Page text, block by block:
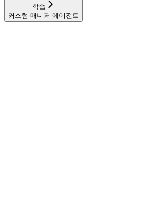
학습
커스텀 매니저 에이전트